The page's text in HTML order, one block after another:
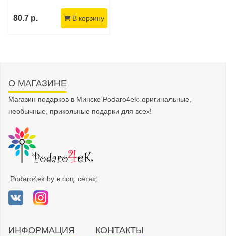
80.7 р. В корзину
О МАГАЗИНЕ
Магазин подарков в Минске Podaro4ek: оригинальные,
необычные, прикольные подарки для всех!
Podaro4ek.by в соц. сетях:
ИНФОРМАЦИЯ КОНТАКТЫ